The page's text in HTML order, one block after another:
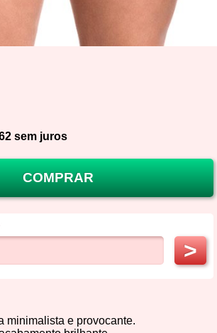
sem juros
COMPRAR
>
minimalista e provocante.